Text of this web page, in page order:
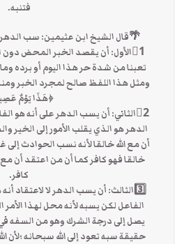
فتنبه.
🌴قال الشيخ ابن عثيمين: سب الدهر ينقسم
1⃣الأول: أن يقصد الخبر المحض دون
تعبنا من شدة حر هذا اليوم أو برده وما
ومثل هذا اللفظ صالح لمجرد الخبر
﴿هَذَا يَوْمٌ
2⃣الثاني: أن يسب الدهر على أنه هو
الدهر هو الذي يقلب الأمور إلى الخير
أن مع الله خالقا لأنه نسب الحوادث إلى
خالقا فهو كافر كما أن من اعتقد أن مع
كافر.
3️⃣الثالث: أن يسب الدهر لا لاعتقاد
الفاعل لكن يسبه لأنه محل لهذا
يصل إلى درجة الشرك وهو من السفه في
حقيقة سبه تعود إلى الله سبحانه ؛لأن